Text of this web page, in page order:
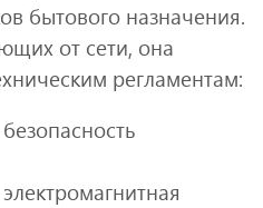
бытового назначения.
от сети, она
регламентам: